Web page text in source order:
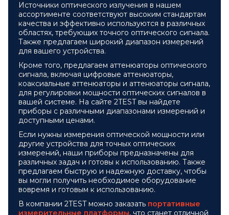
Источники оптического излучения в нашем
ассортименте соответствуют высоким стандартам
качества и эффективно используются в различных
областях, требующих точного оптического сигнала.
Также предлагаем широкий диапазон измерений
для вашего устройства.
Кроме того, предлагаем аттенюаторы оптического
сигнала, включая цифровые аттенюаторы,
коаксиальные аттенюаторы и аттенюаторы сигнала,
для регулировки мощности оптических сигналов в
вашей системе. На сайте 2TEST вы найдете
приборы с различными диапазонами измерений и
доступными ценами.
Если нужны измерения оптической мощности или
другие устройства для точных оптических
измерений, наши приборы предназначены для
различных задач и готовы к использованию. Также
предлагаем быструю и надежную доставку, чтобы
вы могли получить необходимое оборудование
вовремя и готовым к использованию.
В компании 2TEST можно заказать портативные